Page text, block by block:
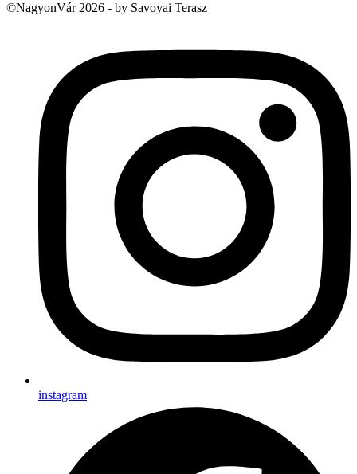
©NagyonVár 2026 - by Savoyai Terasz
instagram